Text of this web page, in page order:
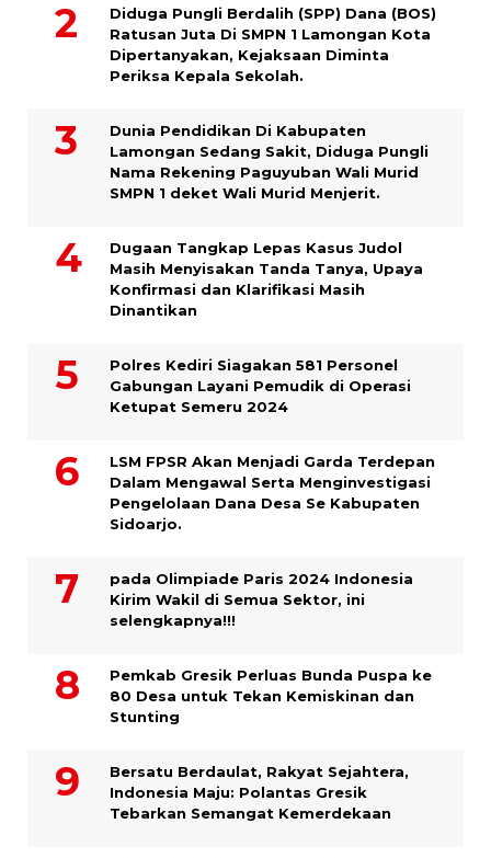
Diduga Pungli Berdalih (SPP) Dana (BOS)
Ratusan Juta Di SMPN 1 Lamongan Kota
Dipertanyakan, Kejaksaan Diminta
Periksa Kepala Sekolah.
Dunia Pendidikan Di Kabupaten
Lamongan Sedang Sakit, Diduga Pungli
Nama Rekening Paguyuban Wali Murid
SMPN 1 deket Wali Murid Menjerit.
Dugaan Tangkap Lepas Kasus Judol
Masih Menyisakan Tanda Tanya, Upaya
Konfirmasi dan Klarifikasi Masih
Dinantikan
Polres Kediri Siagakan 581 Personel
Gabungan Layani Pemudik di Operasi
Ketupat Semeru 2024
LSM FPSR Akan Menjadi Garda Terdepan
Dalam Mengawal Serta Menginvestigasi
Pengelolaan Dana Desa Se Kabupaten
Sidoarjo.
pada Olimpiade Paris 2024 Indonesia
Kirim Wakil di Semua Sektor, ini
selengkapnya!!!
Pemkab Gresik Perluas Bunda Puspa ke
80 Desa untuk Tekan Kemiskinan dan
Stunting
Bersatu Berdaulat, Rakyat Sejahtera,
Indonesia Maju: Polantas Gresik
Tebarkan Semangat Kemerdekaan